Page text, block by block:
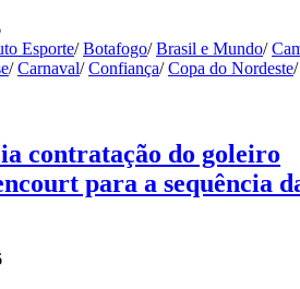
Esporte/ Botafogo/ Brasil e Mundo/
/ Carnaval/ Confiança/ Copa do Nordeste/
contratação do goleiro
para a sequência